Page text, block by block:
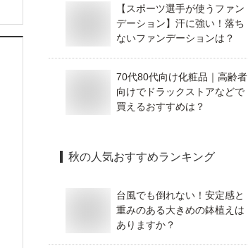
【スポーツ選手が使うファン
デーション】汗に強い！落ち
ないファンデーションは？
70代80代向け化粧品｜高齢者
向けでドラックストアなどで
買えるおすすめは？
秋の人気おすすめランキング
台風でも倒れない！安定感と
重みのある大きめの鉢植えは
ありますか？